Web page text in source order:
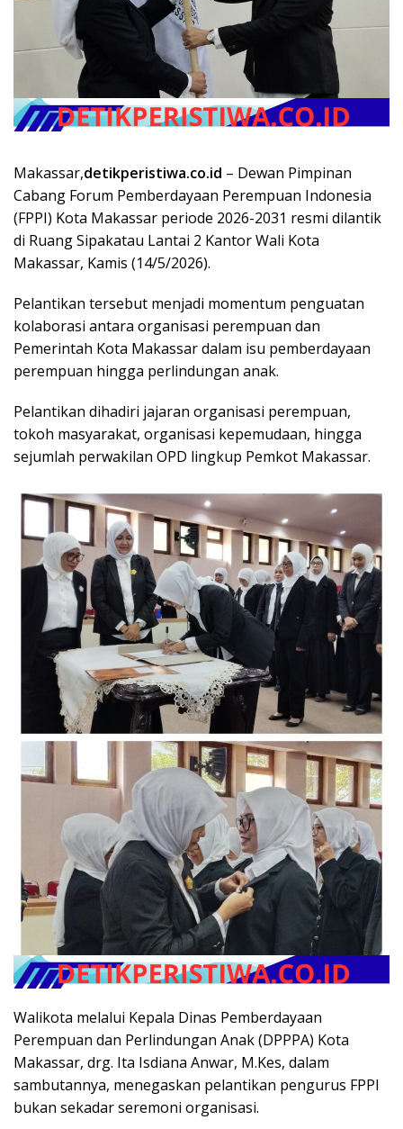
Makassar,detikperistiwa.co.id – Dewan Pimpinan
Cabang Forum Pemberdayaan Perempuan Indonesia
(FPPI) Kota Makassar periode 2026-2031 resmi dilantik
di Ruang Sipakatau Lantai 2 Kantor Wali Kota
Makassar, Kamis (14/5/2026).
Pelantikan tersebut menjadi momentum penguatan
kolaborasi antara organisasi perempuan dan
Pemerintah Kota Makassar dalam isu pemberdayaan
perempuan hingga perlindungan anak.
Pelantikan dihadiri jajaran organisasi perempuan,
tokoh masyarakat, organisasi kepemudaan, hingga
sejumlah perwakilan OPD lingkup Pemkot Makassar.
Walikota melalui Kepala Dinas Pemberdayaan
Perempuan dan Perlindungan Anak (DPPPA) Kota
Makassar, drg. Ita Isdiana Anwar, M.Kes, dalam
sambutannya, menegaskan pelantikan pengurus FPPI
bukan sekadar seremoni organisasi.